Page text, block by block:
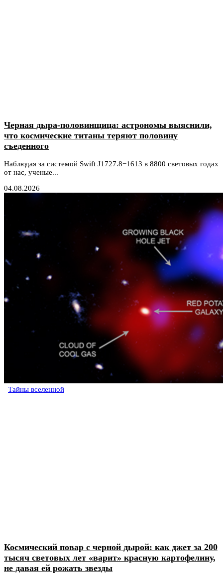
Черная дыра-половинщица: астрономы выяснили,
что космические титаны теряют половину
съеденного
Наблюдая за системой Swift J1727.8−1613 в 8800 световых годах
от нас, ученые...
04.08.2026
Тайны вселенной
Космический повар с черной дырой: как джет за 200
тысяч световых лет «варит» красную картофелину,
не давая ей рожать звезды